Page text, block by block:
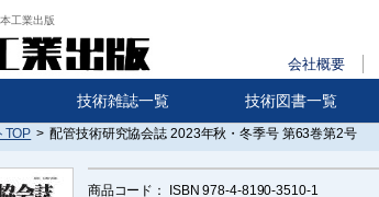
工業出版
会社概要
技術雑誌一覧 技術図書一覧
TOP > 配管技術研究協会誌 2023年秋・冬季号 第63巻第2号
商品コード： ISBN 978-4-8190-3510-1